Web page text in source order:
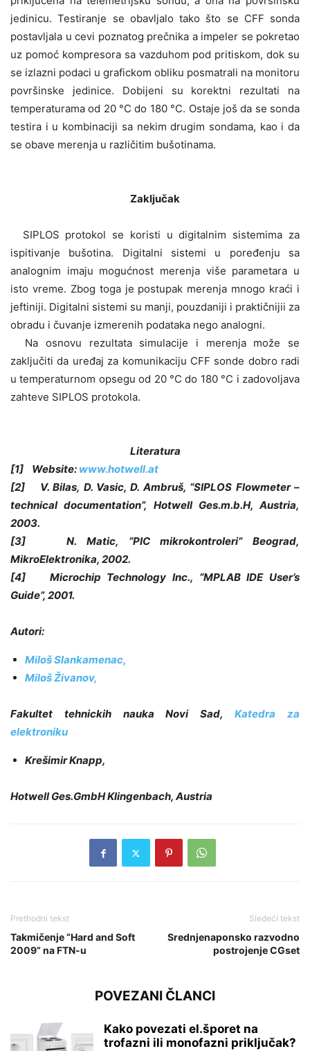
jedinicu. Testiranje se obavljalo tako što se CFF sonda
postavljala u cevi poznatog prečnika a impeler se pokretao
uz pomoć kompresora sa vazduhom pod pritiskom, dok su
se izlazni podaci u grafickom obliku posmatrali na monitoru
površinske jedinice. Dobijeni su korektni rezultati na
temperaturama od 20 °C do 180 °C. Ostaje još da se sonda
testira i u kombinaciji sa nekim drugim sondama, kao i da
se obave merenja u različitim bušotinama.
Zaključak
SIPLOS protokol se koristi u digitalnim sistemima za
ispitivanje bušotina. Digitalni sistemi u poređenju sa
analognim imaju mogućnost merenja više parametara u
isto vreme. Zbog toga je postupak merenja mnogo kraći i
jeftiniji. Digitalni sistemi su manji, pouzdaniji i praktičnijii za
obradu i čuvanje izmerenih podataka nego analogni.
Na osnovu rezultata simulacije i merenja može se
zaključiti da uređaj za komunikaciju CFF sonde dobro radi
u temperaturnom opsegu od 20 °C do 180 °C i zadovoljava
zahteve SIPLOS protokola.
Literatura
[1] Website: www.hotwell.at
[2] V. Bilas, D. Vasic, D. Ambruš, “SIPLOS Flowmeter –
technical documentation”, Hotwell Ges.m.b.H, Austria,
2003.
[3] N. Matic, “PIC mikrokontroleri” Beograd,
MikroElektronika, 2002.
[4] Microchip Technology Inc., “MPLAB IDE User’s
Guide”, 2001.
Autori:
Miloš Slankamenac,
Miloš Živanov,
Fakultet tehnickih nauka Novi Sad,Katedra za
elektroniku
Krešimir Knapp,
Hotwell Ges.GmbHKlingenbach, Austria
Prethodni tekst
Takmičenje “Hard and Soft
2009” na FTN-u
Sledeći tekst
Srednjenaponsko razvodno
postrojenje CGset
POVEZANI ČLANCI
Kako povezati el.šporet na
trofazni ili monofazni priključak?